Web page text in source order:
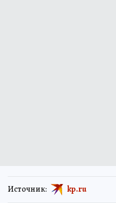
Источник: kp.ru